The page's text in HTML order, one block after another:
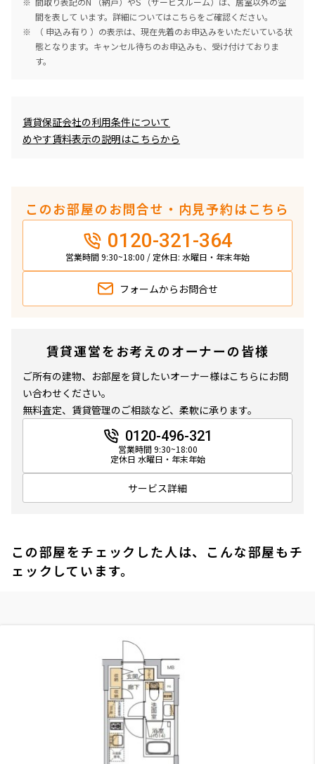
間を表して います。詳細についてはこちらをご確認ください。
（ 申込み有り ）の表示は、現在先着のお申込みをいただいている状
態となります。キャンセル待ちのお申込みも、受け付けておりま
す。
賃貸保証会社の利用条件について
めやす賃料表示の説明はこちらから
このお部屋のお問合せ・内見予約はこちら
0120-321-364
営業時間 9:30~18:00 / 定休日: 水曜日・年末年始
フォームから お問合せ
賃貸運営をお考えのオーナーの皆様
ご所有の建物、お部屋を貸したいオーナー様はこちらにお問
い合わせください。
無料査定、賃貸管理のご相談など、柔軟に承ります。
0120-496-321
営業時間 9:30~18:00
定休日 水曜日・年末年始
サービス詳細
この部屋をチェックした人は、こんな部屋もチ
ェックしています。